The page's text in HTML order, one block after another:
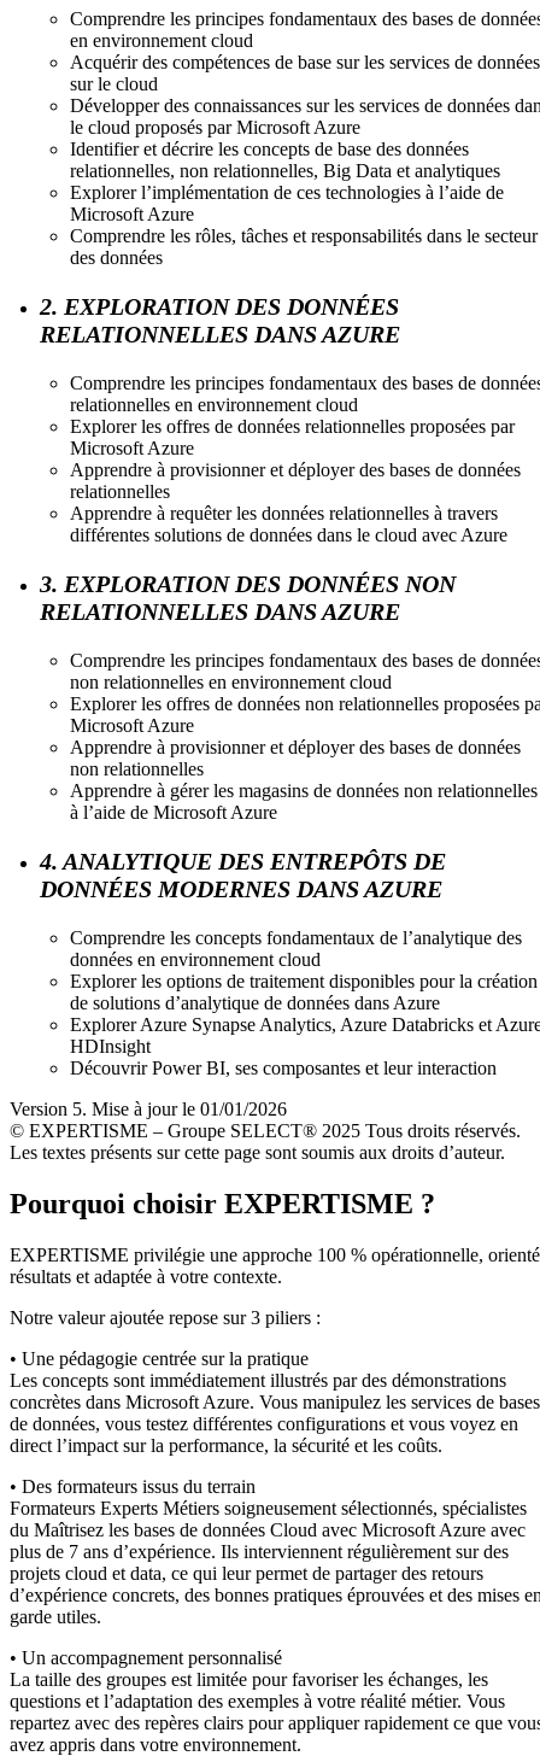
Comprendre les principes fondamentaux des bases de
en environnement cloud
Acquérir des compétences de base sur les services de données
sur le cloud
Développer des connaissances sur les services de données
le cloud proposés par Microsoft Azure
Identifier et décrire les concepts de base des données
relationnelles, non relationnelles, Big Data et analytiques
Explorer l’implémentation de ces technologies à l’aide de
Microsoft Azure
Comprendre les rôles, tâches et responsabilités dans le secteur
des données
2. EXPLORATION DES DONNÉES
RELATIONNELLES DANS AZURE
Comprendre les principes fondamentaux des bases de
relationnelles en environnement cloud
Explorer les offres de données relationnelles proposées par
Microsoft Azure
Apprendre à provisionner et déployer des bases de données
relationnelles
Apprendre à requêter les données relationnelles à travers
différentes solutions de données dans le cloud avec Azure
3. EXPLORATION DES DONNÉES NON
RELATIONNELLES DANS AZURE
Comprendre les principes fondamentaux des bases de
non relationnelles en environnement cloud
Explorer les offres de données non relationnelles proposées
Microsoft Azure
Apprendre à provisionner et déployer des bases de données
non relationnelles
Apprendre à gérer les magasins de données non relationnelles
à l’aide de Microsoft Azure
4. ANALYTIQUE DES ENTREPÔTS DE
DONNÉES MODERNES DANS AZURE
Comprendre les concepts fondamentaux de l’analytique des
données en environnement cloud
Explorer les options de traitement disponibles pour la création
de solutions d’analytique de données dans Azure
Explorer Azure Synapse Analytics, Azure Databricks et
HDInsight
Découvrir Power BI, ses composantes et leur interaction
Version 5. Mise à jour le 01/01/2026
© EXPERTISME – Groupe SELECT® 2025 Tous droits réservés.
Les textes présents sur cette page sont soumis aux droits d’auteur.
Pourquoi choisir EXPERTISME ?
EXPERTISME privilégie une approche 100 % opérationnelle,
résultats et adaptée à votre contexte.
Notre valeur ajoutée repose sur 3 piliers :
• Une pédagogie centrée sur la pratique
Les concepts sont immédiatement illustrés par des démonstrations
concrètes dans Microsoft Azure. Vous manipulez les services de bases
de données, vous testez différentes configurations et vous voyez en
direct l’impact sur la performance, la sécurité et les coûts.
• Des formateurs issus du terrain
Formateurs Experts Métiers soigneusement sélectionnés, spécialistes
du Maîtrisez les bases de données Cloud avec Microsoft Azure avec
plus de 7 ans d’expérience. Ils interviennent régulièrement sur des
projets cloud et data, ce qui leur permet de partager des retours
d’expérience concrets, des bonnes pratiques éprouvées et des mises
garde utiles.
• Un accompagnement personnalisé
La taille des groupes est limitée pour favoriser les échanges, les
questions et l’adaptation des exemples à votre réalité métier. Vous
repartez avec des repères clairs pour appliquer rapidement ce que
avez appris dans votre environnement.